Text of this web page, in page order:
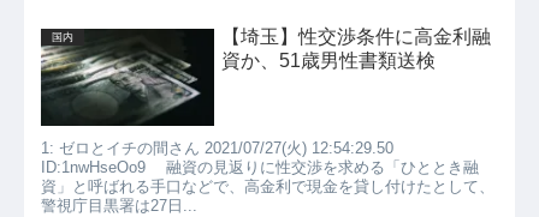
国内
【埼玉】性交渉条件に高金利融
資か、51歳男性書類送検
1: ゼロとイチの間さん 2021/07/27(火) 12:54:29.50
ID:1nwHseOo9 融資の見返りに性交渉を求める「ひととき融
資」と呼ばれる手口などで、高金利で現金を貸し付けたとして、
警視庁目黒署は27日...